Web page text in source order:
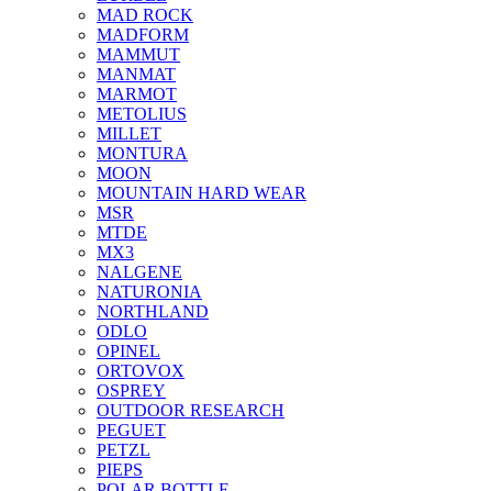
MAD ROCK
MADFORM
MAMMUT
MANMAT
MARMOT
METOLIUS
MILLET
MONTURA
MOON
MOUNTAIN HARD WEAR
MSR
MTDE
MX3
NALGENE
NATURONIA
NORTHLAND
ODLO
OPINEL
ORTOVOX
OSPREY
OUTDOOR RESEARCH
PEGUET
PETZL
PIEPS